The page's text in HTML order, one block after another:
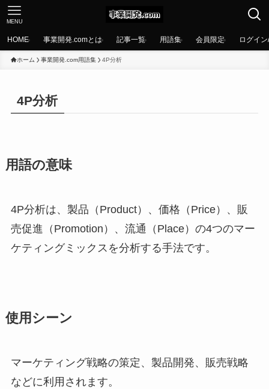
MENU
HOME 事業開発.comとは 記事一覧 用語集 会員限定 ログイ
ホーム 事業開発.com用語集 4P分析
4P分析
用語の意味
4P分析は、製品（Product）、価格（Price）、販
売促進（Promotion）、流通（Place）の4つのマー
ケティングミックスを分析する手法です。
使用シーン
マーケティング戦略の策定、製品開発、販売戦略
などに利用されます。